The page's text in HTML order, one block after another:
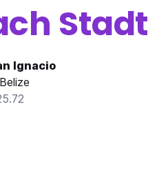
Stadt
Ignacio
Belize